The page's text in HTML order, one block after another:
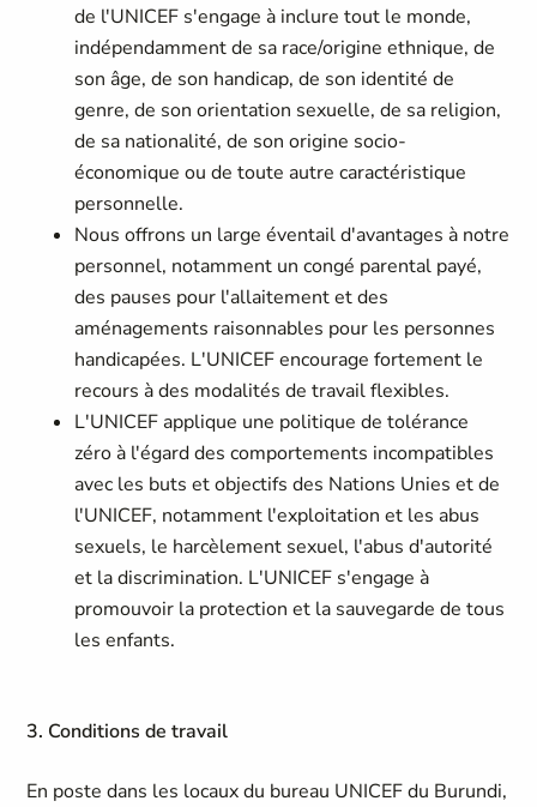
de l'UNICEF s'engage à inclure tout le monde,
indépendamment de sa race/origine ethnique, de
son âge, de son handicap, de son identité de
genre, de son orientation sexuelle, de sa religion,
de sa nationalité, de son origine socio-
économique ou de toute autre caractéristique
personnelle.
Nous offrons un large éventail d'avantages à notre
personnel, notamment un congé parental payé,
des pauses pour l'allaitement et des
aménagements raisonnables pour les personnes
handicapées. L'UNICEF encourage fortement le
recours à des modalités de travail flexibles.
L'UNICEF applique une politique de tolérance
zéro à l'égard des comportements incompatibles
avec les buts et objectifs des Nations Unies et de
l'UNICEF, notamment l'exploitation et les abus
sexuels, le harcèlement sexuel, l'abus d'autorité
et la discrimination. L'UNICEF s'engage à
promouvoir la protection et la sauvegarde de tous
les enfants.
3. Conditions de travail
En poste dans les locaux du bureau UNICEF du Burundi,